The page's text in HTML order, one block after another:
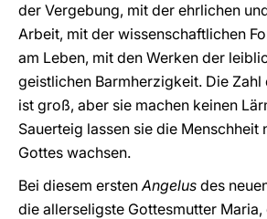
der Vergebung, mit der ehrlichen
Arbeit, mit der wissenschaftlichen
am Leben, mit den Werken der
geistlichen Barmherzigkeit. Die
ist groß, aber sie machen keinen
Sauerteig lassen sie die Menschheit
Gottes wachsen.
Bei diesem erstenAngelus des
die allerseligste Gottesmutter Maria,